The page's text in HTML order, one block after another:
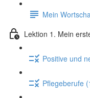
Mein
Lektion 1. Mein
Positive und
Pflegeberufe